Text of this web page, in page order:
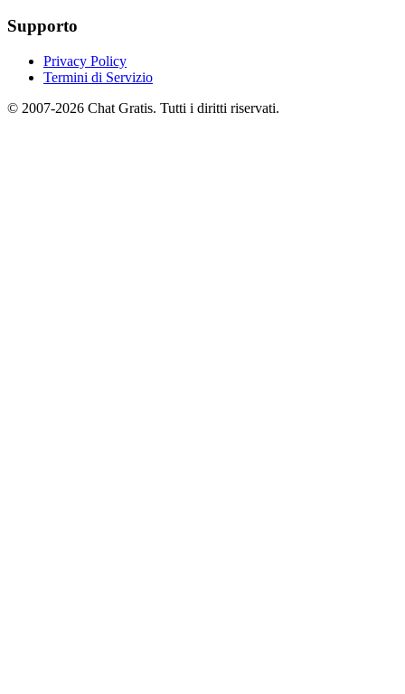
Supporto
Privacy Policy
Termini di Servizio
© 2007-2026 Chat Gratis. Tutti i diritti riservati.